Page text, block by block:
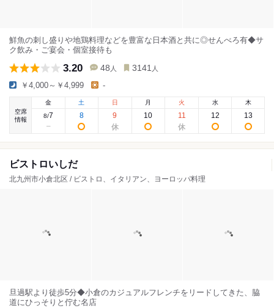
鮮魚の刺し盛りや地鶏料理などを豊富な日本酒と共に◎せんべろ有◆サ
ク飲み・ご宴会・個室接待も
3.20 48 人 3141 人
￥4,000～￥4,999 -
空席
情報
金
8/7
土
8
日
9
月
10
火
11
水
12
木
13
ビストロいしだ
北九州市小倉北区 / ビストロ、イタリアン、ヨーロッパ料理
旦過駅より徒歩5分◆小倉のカジュアルフレンチをリードしてきた、脇
道にひっそりと佇む名店